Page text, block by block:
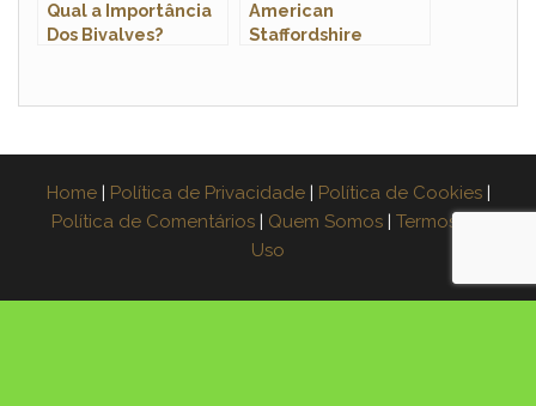
Qual a Importância
Dos Bivalves?
American
Staffordshire
Home | Política de Privacidade | Política de Cookies |
Política de Comentários | Quem Somos | Termos de
Uso